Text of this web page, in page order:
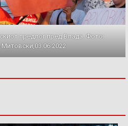
предлог пред Влада. Фото: